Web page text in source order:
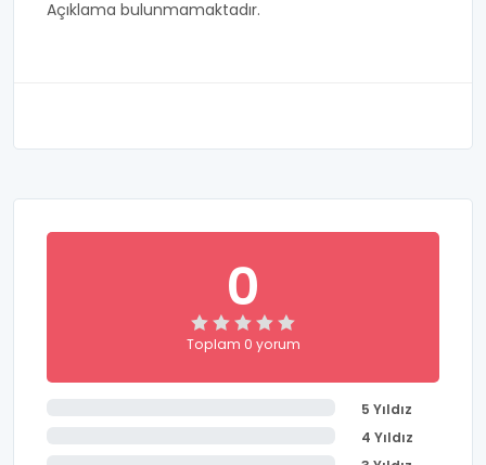
Açıklama bulunmamaktadır.
0
Toplam 0 yorum
5 Yıldız
4 Yıldız